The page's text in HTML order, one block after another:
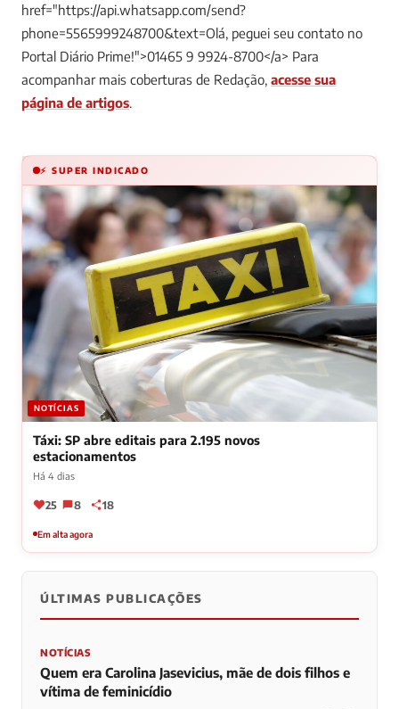
href="https://api.whatsapp.com/send?
phone=5565999248700&text=Olá, peguei seu contato no
Portal Diário Prime!">01465 9 9924-8700</a> Para
acompanhar mais coberturas de Redação, acesse sua
página de artigos.
⚡ SUPER INDICADO
NOTÍCIAS
Táxi: SP abre editais para 2.195 novos
estacionamentos
Há 4 dias
25 8 18
Em alta agora
ÚLTIMAS PUBLICAÇÕES
NOTÍCIAS
Quem era Carolina Jasevicius, mãe de dois filhos e
vítima de feminicídio